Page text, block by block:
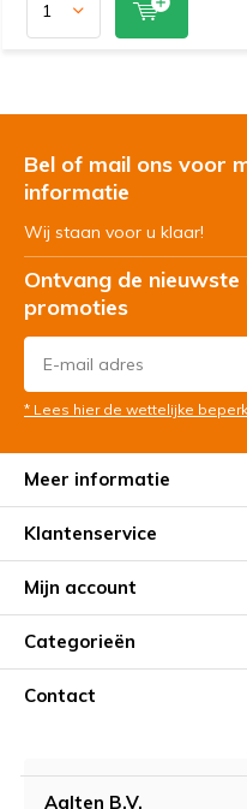
Bel of mail ons voor
informatie
Wij staan voor u klaar!
Ontvang de nieuwste
promoties
* Lees hier de wettelijke
Meer informatie
Klantenservice
Mijn account
Categorieën
Contact
Aalten B.V.